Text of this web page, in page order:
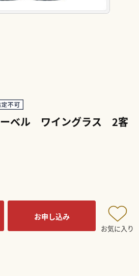
ーベル ワイングラス 2客
お申し込み
お気に入り